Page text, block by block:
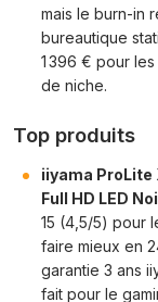
mais le burn-in
bureautique
1 396 € pour
de niche.
Top produits
iiyama ProLite
Full HD LED
15 (4,5/5) pour
faire mieux en
garantie 3 ans
fait pour le